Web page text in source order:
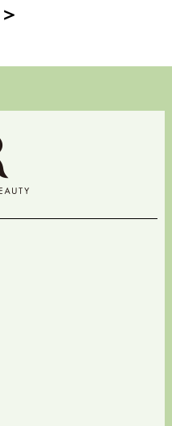
＞